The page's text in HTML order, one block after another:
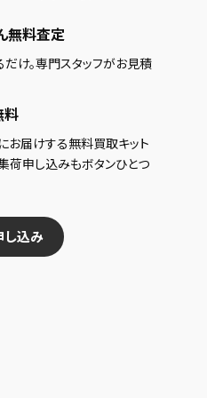
無料査定
け。専門スタッフがお見積
料
お届けする無料買取キット
荷申し込みもボタンひとつ
し込み